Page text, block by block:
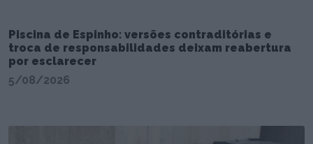
Piscina de Espinho: versões contraditórias e
troca de responsabilidades deixam reabertura
por esclarecer
5/08/2026